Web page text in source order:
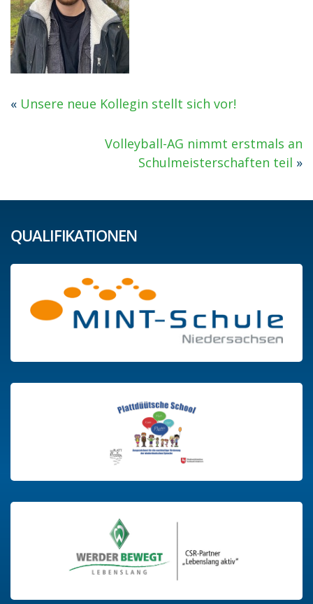
« Unsere neue Kollegin stellt sich vor!
Volleyball-AG nimmt erstmals an
Schulmeisterschaften teil »
QUALIFIKATIONEN